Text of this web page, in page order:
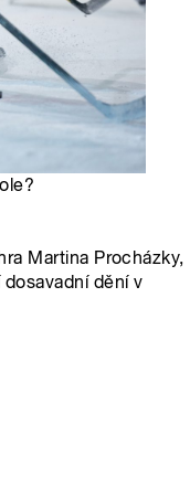
Martina Procházky,
dění v